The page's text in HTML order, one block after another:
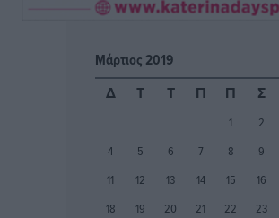
δικαίωμα όλων και δύναμη ζωής
Τουρνάς για φωτιές: «Κανένα περιθώριο
Μάρτιος 2019
Δ
Τ Τ Π Π Σ
1 2
4
5 6 7 8 9
11
12 13 14 15 16
18
19 20 21 22 23